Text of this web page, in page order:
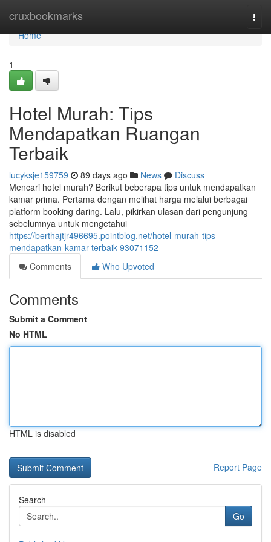
cruxbookmarks
Home
Home
1
Hotel Murah: Tips
Mendapatkan Ruangan
Terbaik
lucyksje159759 89 days ago News
Discuss
Mencari hotel murah? Berikut beberapa tips untuk mendapatkan
kamar prima. Pertama dengan melihat harga melalui berbagai
platform booking daring. Lalu, pikirkan ulasan dari pengunjung
sebelumnya untuk mengetahui
https://berthajtjr496695.pointblog.net/hotel-murah-tips-
mendapatkan-kamar-terbaik-93071152
Comments
Who Upvoted
Comments
Submit a Comment
No HTML
HTML is disabled
Report Page
Search
Go